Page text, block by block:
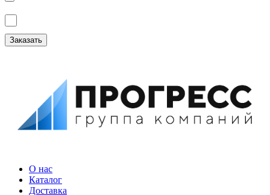
О нас
Каталог
Доставка